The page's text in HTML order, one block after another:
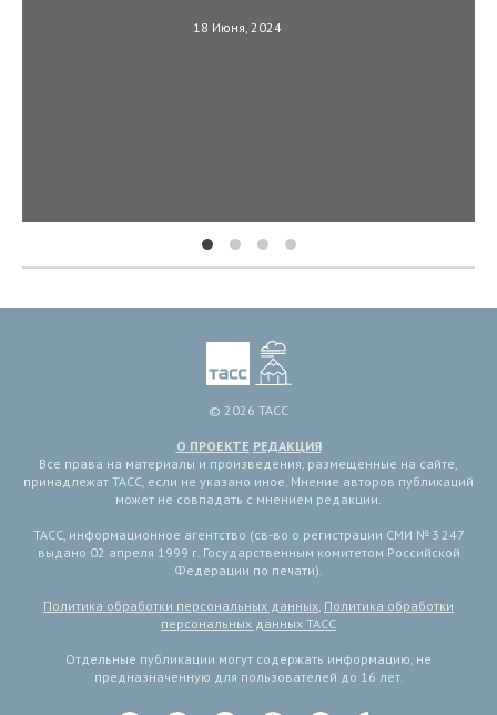
18 Июня, 2024
© 2026 ТАСС
О ПРОЕКТЕ РЕДАКЦИЯ
Все права на материалы и произведения, размещенные на сайте,
принадлежат ТАСС, если не указано иное. Мнение авторов публикаций
может не совпадать с мнением редакции.
ТАСС, информационное агентство (св-во о регистрации СМИ № 3 247
выдано 02 апреля 1999 г. Государственным комитетом Российской
Федерации по печати).
Политика обработки персональных данных, Политика обработки
персональных данных ТАСС
Отдельные публикации могут содержать информацию, не
предназначенную для пользователей до 16 лет.